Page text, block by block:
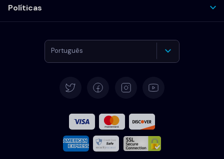
Políticas
Português
Francês
Italiano